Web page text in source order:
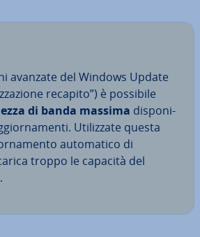
avanzate del Windows Update
recapito”) è possibile
di banda massima di­spo­ni­
Uti­liz­za­te questa
au­to­ma­ti­co di
troppo le capacità del